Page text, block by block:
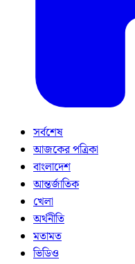
সর্বশেষ
আজকের পত্রিকা
বাংলাদেশ
আন্তর্জাতিক
খেলা
অর্থনীতি
মতামত
ভিডিও